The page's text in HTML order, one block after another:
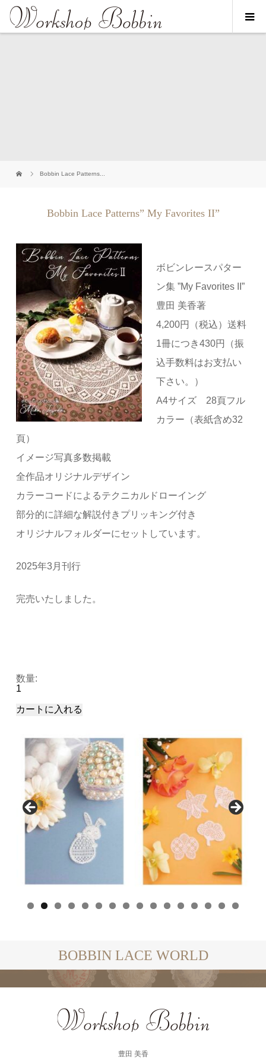
Bobbin Lace Patterns...
Bobbin Lace Patterns” My Favorites II”
ボビンレースパター
ン集 ”My Favorites II”
豊田 美香著
4,200円（税込）送料
1冊につき430円（振
込手数料はお支払い
下さい。）
A4サイズ 28頁フル
カラー（表紙含め32
頁）
イメージ写真多数掲載
全作品オリジナルデザイン
カラーコードによるテクニカルドローイング
部分的に詳細な解説付きプリッキング付き
オリジナルフォルダーにセットしています。
2025年3月刊行
完売いたしました。
数量:
BOBBIN LACE WORLD
豊田 美香